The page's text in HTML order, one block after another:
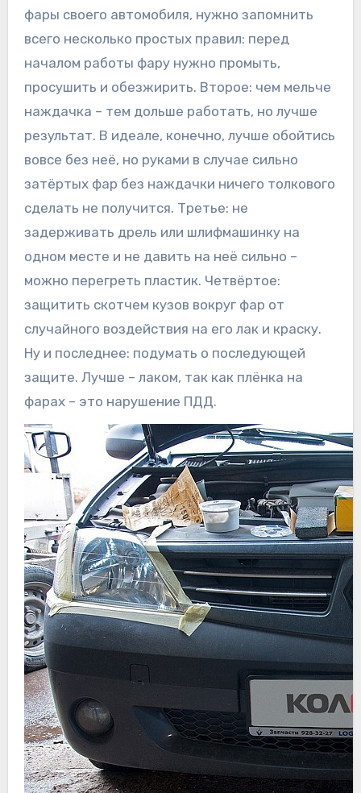
фары своего автомобиля, нужно запомнить
всего несколько простых правил: перед
началом работы фару нужно промыть,
просушить и обезжирить. Второе: чем мельче
наждачка – тем дольше работать, но лучше
результат. В идеале, конечно, лучше обойтись
вовсе без неё, но руками в случае сильно
затёртых фар без наждачки ничего толкового
сделать не получится. Третье: не
задерживать дрель или шлифмашинку на
одном месте и не давить на неё сильно –
можно перегреть пластик. Четвёртое:
защитить скотчем кузов вокруг фар от
случайного воздействия на его лак и краску.
Ну и последнее: подумать о последующей
защите. Лучше – лаком, так как плёнка на
фарах – это нарушение ПДД.